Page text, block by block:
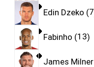
Edin Dzeko 7
Fabinho 13
James Milner